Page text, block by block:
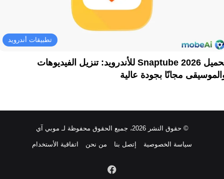
تطبيقات أندرويد
تحميل Snaptube 2026 للأندرويد: تنزيل الفيديوهات
مجانًا بجودة عالية
© حقوق النشر 2026، جميع الحقوق محفوظة لـ موبي آي
سياسة الخصوصية إتصل بنا من نحن اتفاقية الأستخدام